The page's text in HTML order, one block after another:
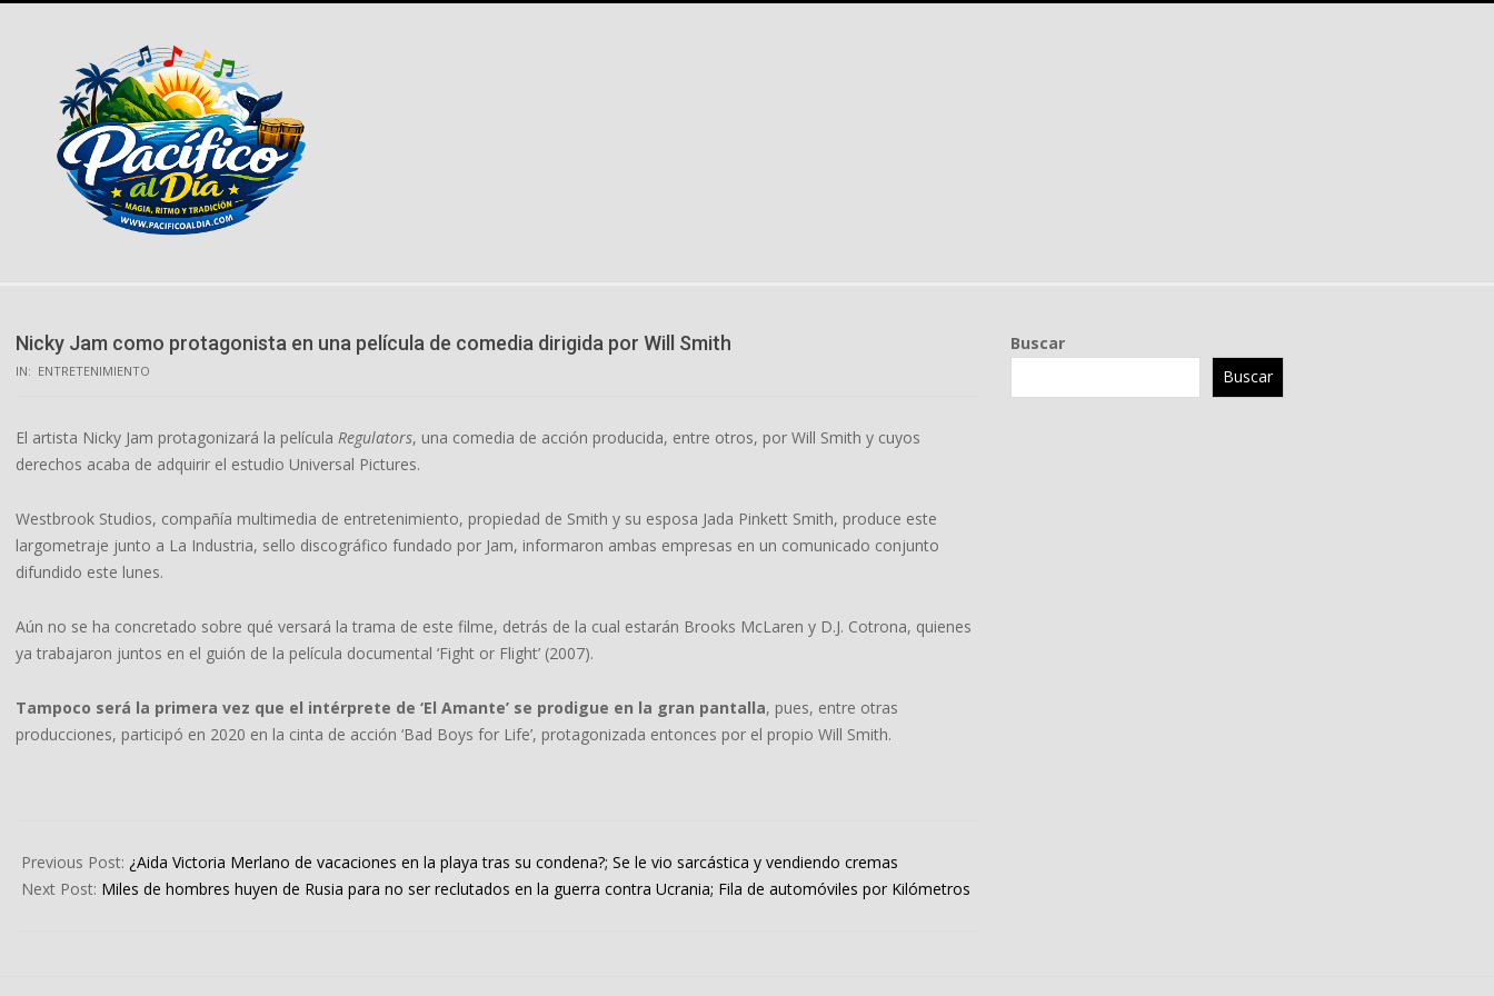
Nicky Jam como protagonista en una película de comedia dirigida por Will Smith
IN: ENTRETENIMIENTO
El artista Nicky Jam protagonizará la película Regulators, una comedia de acción producida, entre otros, por Will Smith y cuyos
derechos acaba de adquirir el estudio Universal Pictures.
Westbrook Studios, compañía multimedia de entretenimiento, propiedad de Smith y su esposa Jada Pinkett Smith, produce este
largometraje junto a La Industria, sello discográfico fundado por Jam, informaron ambas empresas en un comunicado conjunto
difundido este lunes.
Aún no se ha concretado sobre qué versará la trama de este filme, detrás de la cual estarán Brooks McLaren y D.J. Cotrona, quienes
ya trabajaron juntos en el guión de la película documental ‘Fight or Flight’ (2007).
Tampoco será la primera vez que el intérprete de ‘El Amante’ se prodigue en la gran pantalla, pues, entre otras
producciones, participó en 2020 en la cinta de acción ‘Bad Boys for Life’, protagonizada entonces por el propio Will Smith.
09-
27
Previous Post: ¿Aida Victoria Merlano de vacaciones en la playa tras su condena?; Se le vio sarcástica y vendiendo cremas
Next Post: Miles de hombres huyen de Rusia para no ser reclutados en la guerra contra Ucrania; Fila de automóviles por Kilómetros
Buscar
Buscar